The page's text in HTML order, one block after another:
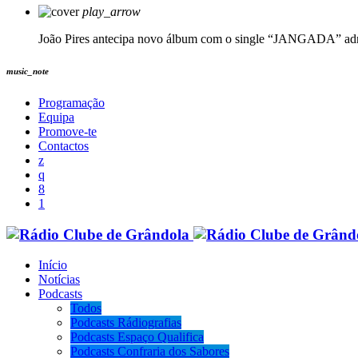
play_arrow
João Pires antecipa novo álbum com o single “JANGADA”
music_note
Programação
Equipa
Promove-te
Contactos
Início
Notícias
Podcasts
Todos
Podcasts Rádiografias
Podcasts Espaço Qualifica
Podcasts Confraria dos Sabores